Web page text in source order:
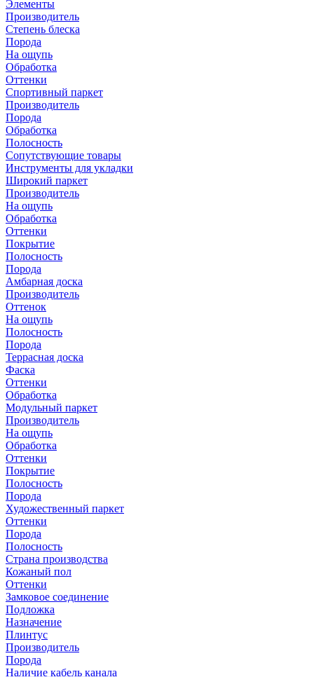
Элементы
Производитель
Степень блеска
Порода
На ощупь
Обработка
Оттенки
Спортивный паркет
Производитель
Порода
Обработка
Полосность
Сопутствующие товары
Инструменты для укладки
Широкий паркет
Производитель
На ощупь
Обработка
Оттенки
Покрытие
Полосность
Порода
Амбарная доска
Производитель
Оттенок
На ощупь
Полосность
Порода
Террасная доска
Фаска
Оттенки
Обработка
Модульный паркет
Производитель
На ощупь
Обработка
Оттенки
Покрытие
Полосность
Порода
Художественный паркет
Оттенки
Порода
Полосность
Страна производства
Кожаный пол
Оттенки
Замковое соединение
Подложка
Назначение
Плинтус
Производитель
Порода
Наличие кабель канала